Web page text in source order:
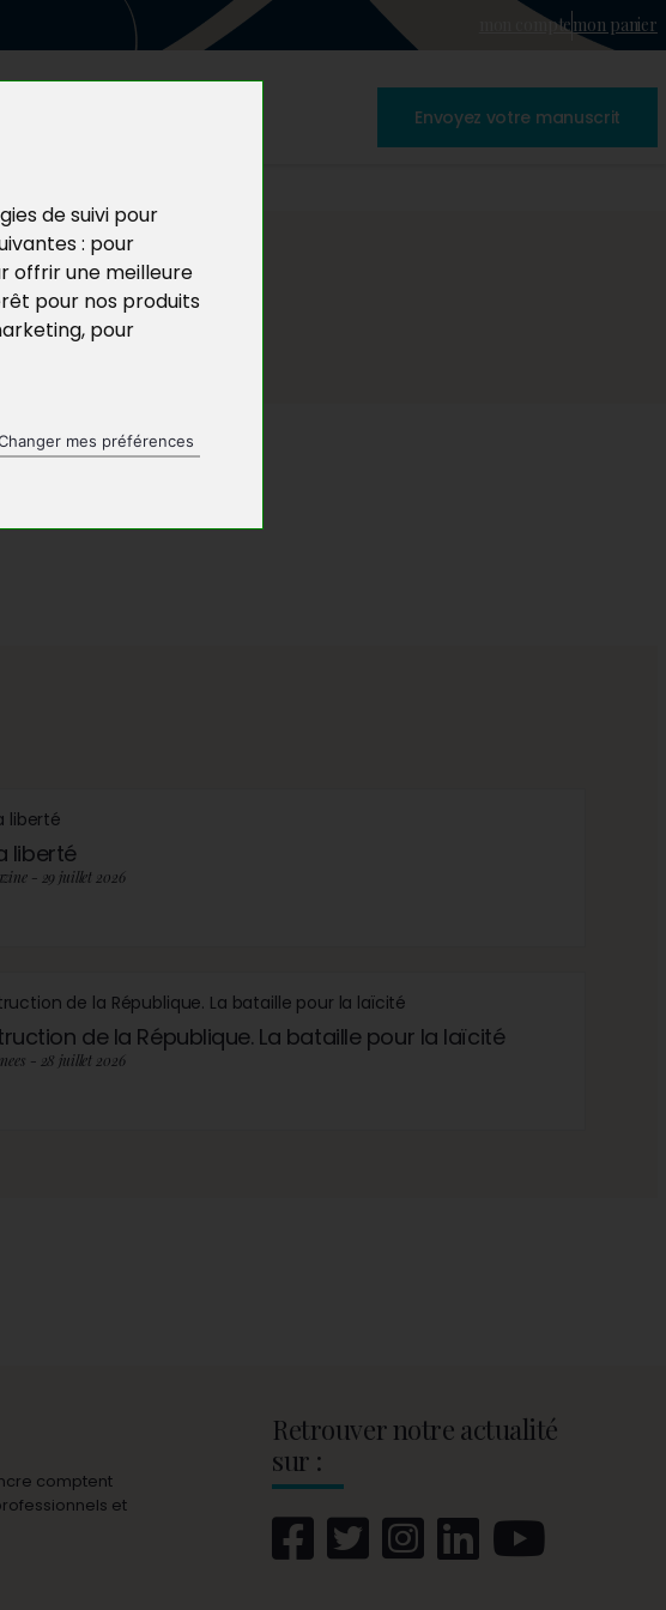
de suivi pour
: pour
offrir une meilleure
pour nos produits
, pour
mes préférences
mon comptemon panier
Envoyez votre manuscrit
liberté
- 29 juillet 2026
de la République. La bataille pour la laïcité
- 28 juillet 2026
comptent
et
Retrouver notre actualité
sur :